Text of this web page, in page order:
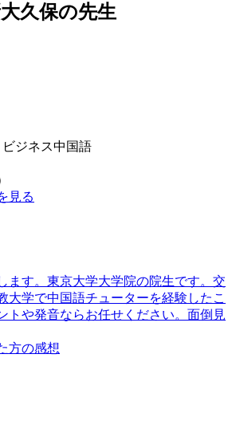
久保の先生
ジネス中国語
見る
ます。東京大学大学院の院生です。交
大学で中国語チューターを経験したこ
トや発音ならお任せください。面倒見
方の感想